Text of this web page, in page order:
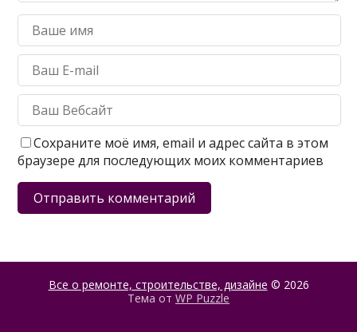
Сохраните моё имя, email и адрес сайта в этом
браузере для последующих моих комментариев
Все о ремонте, строительстве, дизайне © 2026
Тема от WP Puzzle